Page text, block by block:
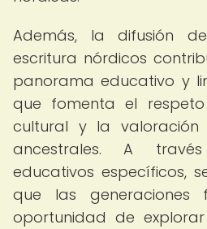
Además, la difusión
escritura nórdicos
panorama educativo y
que fomenta el
cultural y la valoración
ancestrales. A
educativos específicos,
que las generaciones
oportunidad de